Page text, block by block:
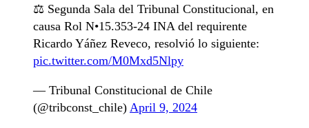
⚖️ Segunda Sala del Tribunal Constitucional, en
causa Rol N•15.353-24 INA del requirente
Ricardo Yáñez Reveco, resolvió lo siguiente:
pic.twitter.com/M0Mxd5Nlpy
— Tribunal Constitucional de Chile
(@tribconst_chile) April 9, 2024